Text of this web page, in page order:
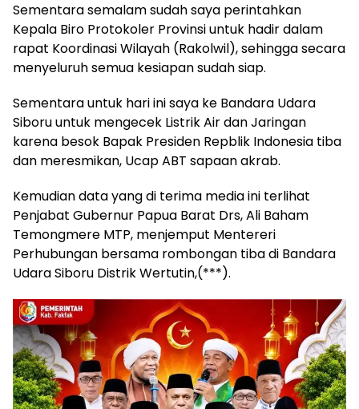
Sementara semalam sudah saya perintahkan
Kepala Biro Protokoler Provinsi untuk hadir dalam
rapat Koordinasi Wilayah (Rakolwil), sehingga secara
menyeluruh semua kesiapan sudah siap.
Sementara untuk hari ini saya ke Bandara Udara
Siboru untuk mengecek Listrik Air dan Jaringan
karena besok Bapak Presiden Repblik Indonesia tiba
dan meresmikan, Ucap ABT sapaan akrab.
Kemudian data yang di terima media ini terlihat
Penjabat Gubernur Papua Barat Drs, Ali Baham
Temongmere MTP, menjemput Mentereri
Perhubungan bersama rombongan tiba di Bandara
Udara Siboru Distrik Wertutin,(***).